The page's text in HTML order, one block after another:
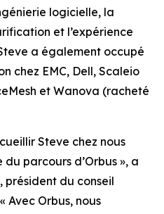
logicielle, la
et l’expérience
a également occupé
chez EMC, Dell, Scaleio
et Wanova (racheté
Steve chez nous
parcours d’Orbus », a
président du conseil
Avec Orbus, nous